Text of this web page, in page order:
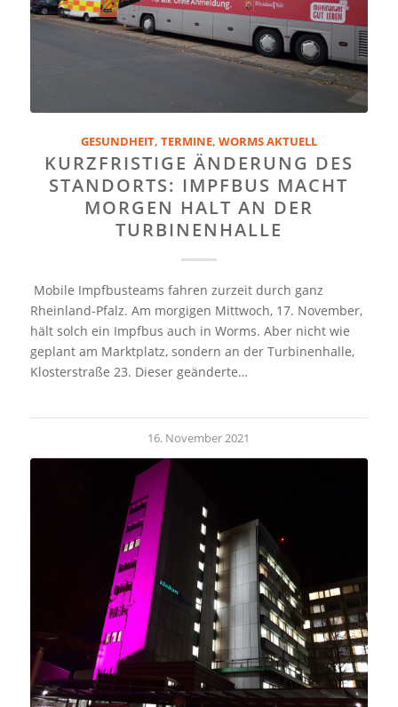
GESUNDHEIT, TERMINE, WORMS AKTUELL
KURZFRISTIGE ÄNDERUNG DES
STANDORTS: IMPFBUS MACHT
MORGEN HALT AN DER
TURBINENHALLE
Mobile Impfbusteams fahren zurzeit durch ganz
Rheinland-Pfalz. Am morgigen Mittwoch, 17. November,
hält solch ein Impfbus auch in Worms. Aber nicht wie
geplant am Marktplatz, sondern an der Turbinenhalle,
Klosterstraße 23. Dieser geänderte…
16. November 2021